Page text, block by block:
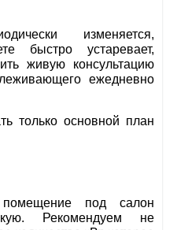
изменяется,
быстро устаревает,
живую консультацию
ежедневно
только основной план
под салон
Рекомендуем не